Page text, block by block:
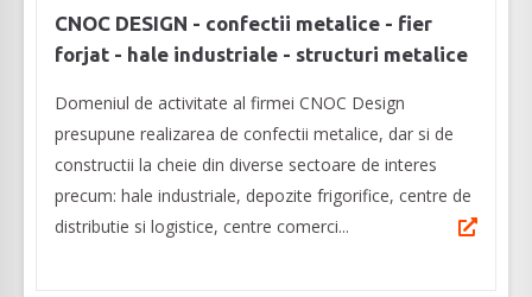
CNOC DESIGN - confectii metalice - fier
forjat - hale industriale - structuri metalice
Domeniul de activitate al firmei CNOC Design
presupune realizarea de confectii metalice, dar si de
constructii la cheie din diverse sectoare de interes
precum: hale industriale, depozite frigorifice, centre de
distributie si logistice, centre comerci...